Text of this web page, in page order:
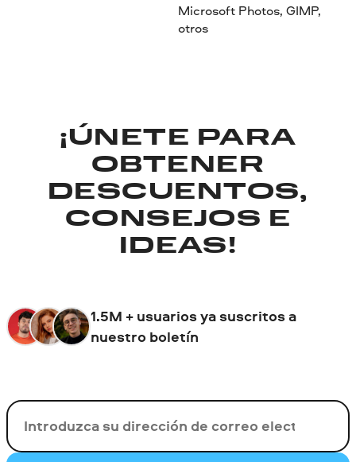
Microsoft Photos, GIMP,
otros
¡ÚNETE PARA
OBTENER
DESCUENTOS,
CONSEJOS E
IDEAS!
1.5M + usuarios ya suscritos a
nuestro boletín
Su correo electrónico